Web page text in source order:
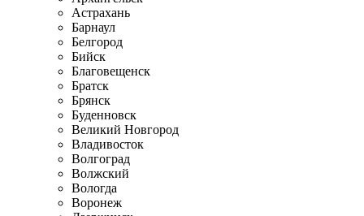
Астрахань
Барнаул
Белгород
Бийск
Благовещенск
Братск
Брянск
Буденновск
Великий Новгород
Владивосток
Волгоград
Волжский
Вологда
Воронеж